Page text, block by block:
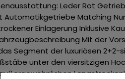
Leder Rot
Automatikgetriebe Matching
Einlagerung Inklusive
Mit der
Segment der luxuriösen
unter den viersitzigen